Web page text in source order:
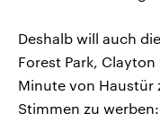
Deshalb will auch
Forest Park,
Minute von Haustür
Stimmen zu